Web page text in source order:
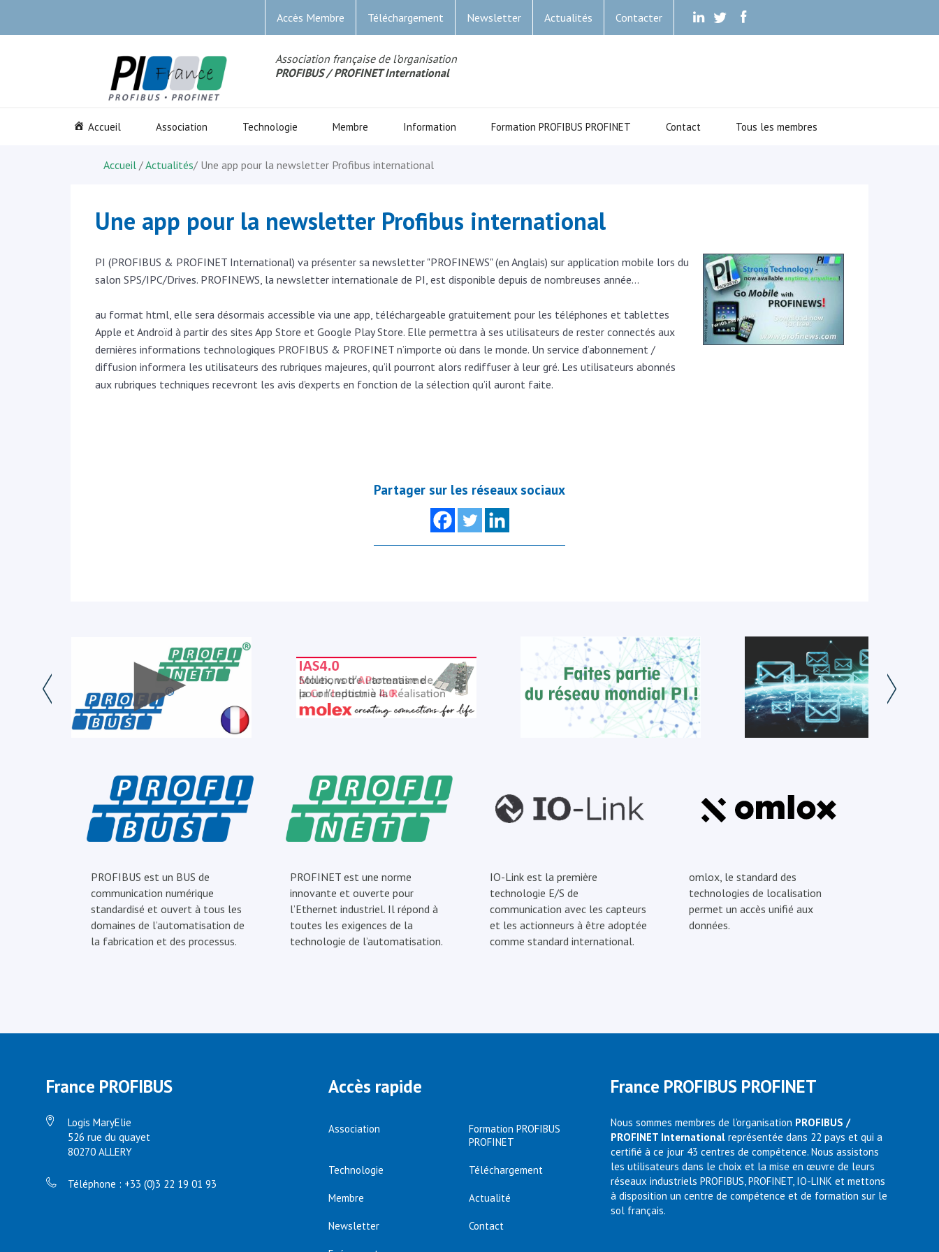
Accès Membre Téléchargement Newsletter Actualités Contacter . . .
Association française de l’organisation
PROFIBUS / PROFINET International
Accueil Association Technologie Membre Information Formation PROFIBUS PROFINET Contact Tous les membres
Accueil /Actualités/ Une app pour la newsletter Profibus international
Une app pour la newsletter Profibus international
PI (PROFIBUS & PROFINET International) va présenter sa newsletter "PROFINEWS" (en Anglais) sur application mobile lors du
salon SPS/IPC/Drives. PROFINEWS, la newsletter internationale de PI, est disponible depuis de nombreuses année…
au format html, elle sera désormais accessible via une app, téléchargeable gratuitement pour les téléphones et tablettes
Apple et Androïd à partir des sites App Store et Google Play Store. Elle permettra à ses utilisateurs de rester connectés aux
dernières informations technologiques PROFIBUS & PROFINET n’importe où dans le monde. Un service d’abonnement /
diffusion informera les utilisateurs des rubriques majeures, qu’il pourront alors rediffuser à leur gré. Les utilisateurs abonnés
aux rubriques techniques recevront les avis d’experts en fonction de la sélection qu’il auront faite.
Partager sur les réseaux sociaux
PROFIBUS est un BUS de
communication numérique
standardisé et ouvert à tous les
domaines de l’automatisation de
la fabrication et des processus.
PROFINET est une norme
innovante et ouverte pour
l’Ethernet industriel. Il répond à
toutes les exigences de la
technologie de l’automatisation.
IO-Link est la première
technologie E/S de
communication avec les capteurs
et les actionneurs à être adoptée
comme standard international.
omlox, le standard des
technologies de localisation
permet un accès unifié aux
données.
France PROFIBUS
Logis MaryElie
526 rue du quayet
80270 ALLERY
Téléphone : +33 (0)3 22 19 01 93
Accès rapide
Association
Formation PROFIBUS
PROFINET
Technologie Téléchargement
Membre Actualité
Newsletter Contact
France PROFIBUS PROFINET
Nous sommes membres de l’organisation PROFIBUS /
PROFINET Internationalreprésentée dans 22 pays et qui a
certifié à ce jour 43 centres de compétence. Nous assistons
les utilisateurs dans le choix et la mise en œuvre de leurs
réseaux industriels PROFIBUS, PROFINET, IO-LINK et mettons
à disposition un centre de compétence et de formation sur le
sol français.